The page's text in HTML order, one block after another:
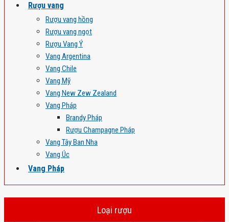
Rượu vang
Rượu vang hồng
Rượu vang ngọt
Rượu Vang Ý
Vang Argentina
Vang Chile
Vang Mỹ
Vang New Zew Zealand
Vang Pháp
Brandy Pháp
Rượu Champagne Pháp
Vang Tây Ban Nha
Vang Úc
Vang Pháp
Loại rượu